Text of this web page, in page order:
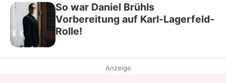
So war Daniel Brühls
Vorbereitung auf Karl-Lagerfeld-
Rolle!
Anzeige